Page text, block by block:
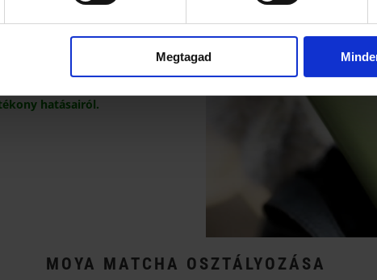
Megtagad
dombok és a gyakori
a finom leveleket a fagytól
Ez segít megőrizni a
és fenntartani az ásványi
hatásairól.
MOYA MATCHA OSZTÁLYOZÁSA